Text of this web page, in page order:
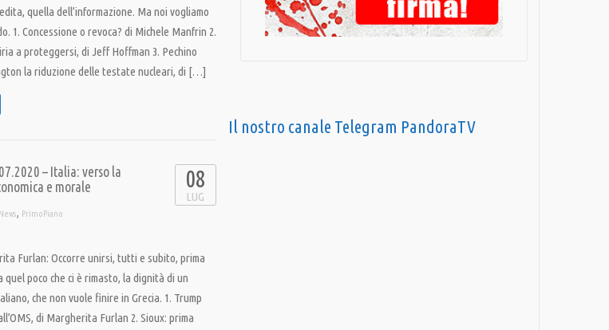
quella dell’informazione. Ma noi vogliamo
1. Concessione o revoca? di Michele Manfrin 2.
a proteggersi, di Jeff Hoffman 3. Pechino
la riduzione delle testate nucleari, di […]
– Italia: verso la
e morale
News, PrimoPiano
08
LUG
Furlan: Occorre unirsi, tutti e subito, prima
quel poco che ci è rimasto, la dignità di un
che non vuole finire in Grecia. 1. Trump
di Margherita Furlan 2. Sioux: prima
Il nostro canale Telegram PandoraTV